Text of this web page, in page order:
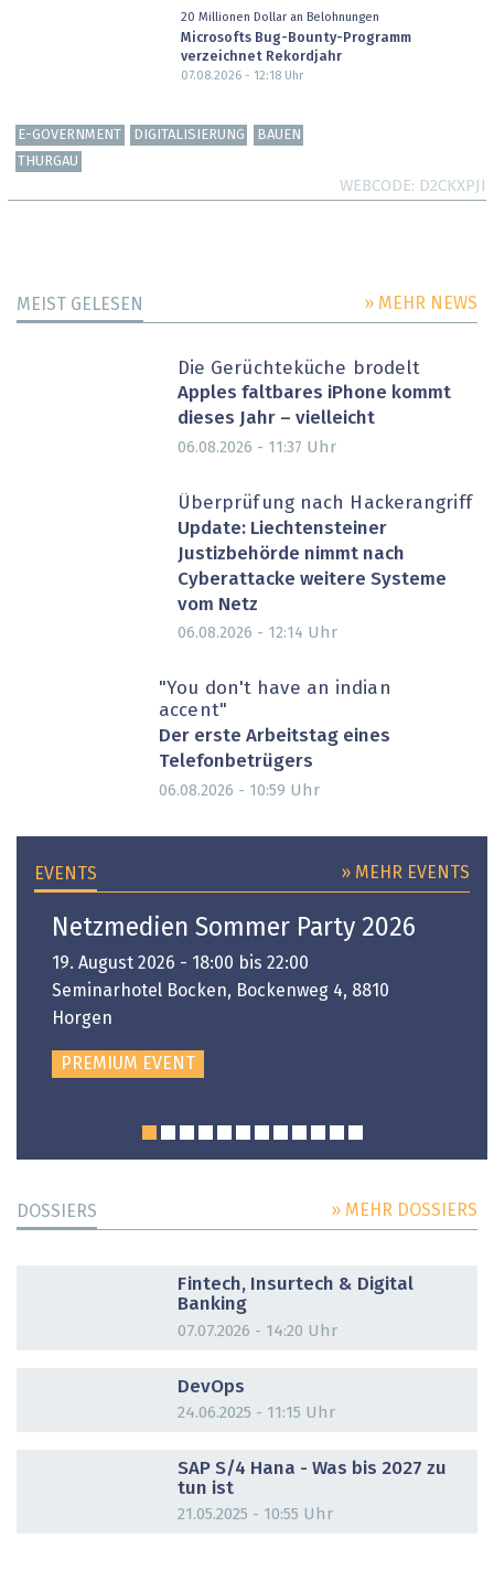
20 Millionen Dollar an Belohnungen
Microsofts Bug-Bounty-Programm
verzeichnet Rekordjahr
07.08.2026 - 12:18Uhr
E-GOVERNMENT DIGITALISIERUNG
BAUEN
THURGAU
WEBCODE D2CKXPJI
MEIST GELESEN » MEHR NEWS
Die Gerüchteküche brodelt
Apples faltbares iPhone kommt
dieses Jahr – vielleicht
06.08.2026 - 11:37 Uhr
Überprüfung nach Hackerangriff
Update: Liechtensteiner
Justizbehörde nimmt nach
Cyberattacke weitere Systeme
vom Netz
06.08.2026 - 12:14 Uhr
"You don't have an indian
accent"
Der erste Arbeitstag eines
Telefonbetrügers
06.08.2026 - 10:59 Uhr
EVENTS » MEHR EVENTS
Netzmedien Sommer Party 2026
19. August 2026 - 18:00 bis 22:00
Seminarhotel Bocken, Bockenweg 4, 8810
Horgen
PREMIUM EVENT
DOSSIERS » MEHR DOSSIERS
Fintech, Insurtech & Digital
Banking
07.07.2026 - 14:20 Uhr
DevOps
24.06.2025 - 11:15 Uhr
SAP S/4 Hana - Was bis 2027 zu
tun ist
21.05.2025 - 10:55 Uhr